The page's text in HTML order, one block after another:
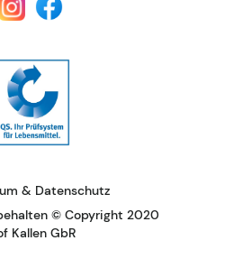
& Datenschutz
© Copyright 2020
Kallen GbR